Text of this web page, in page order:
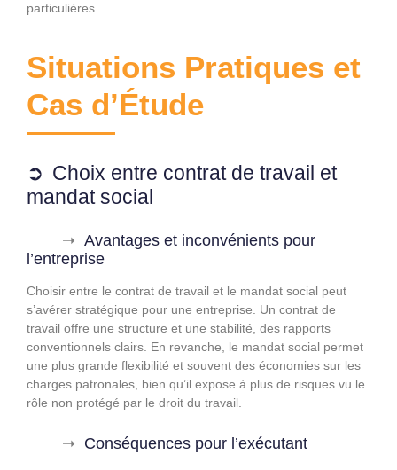
particulières.
Situations Pratiques et
Cas d’Étude
Choix entre contrat de travail et
mandat social
Avantages et inconvénients pour
l’entreprise
Choisir entre le contrat de travail et le mandat social peut
s’avérer stratégique pour une entreprise. Un contrat de
travail offre une structure et une stabilité, des rapports
conventionnels clairs. En revanche, le mandat social permet
une plus grande flexibilité et souvent des économies sur les
charges patronales, bien qu’il expose à plus de risques vu le
rôle non protégé par le droit du travail.
Conséquences pour l’exécutant